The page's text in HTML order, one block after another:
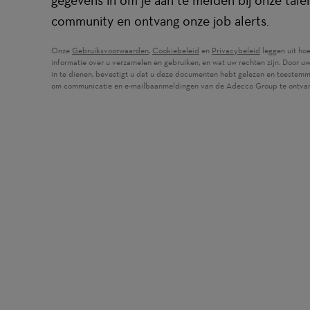
community en ontvang onze job alerts.
Onze Gebruiksvoorwaarden(wordt in een nieuw venster geopend)
, Cookiebeleid (wordt in een nieuw venster
en Privacybeleid (wordt in een
leggen uit
informatie over u verzamelen en gebruiken, en wat uw rechten zijn. Door
in te dienen, bevestigt u dat u deze documenten hebt gelezen en
om communicatie en e-mailbaanmeldingen van de Adecco Group te